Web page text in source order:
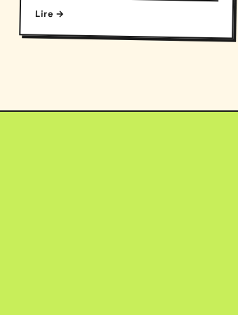
effectuer les démarches nécessaires.
Lire →